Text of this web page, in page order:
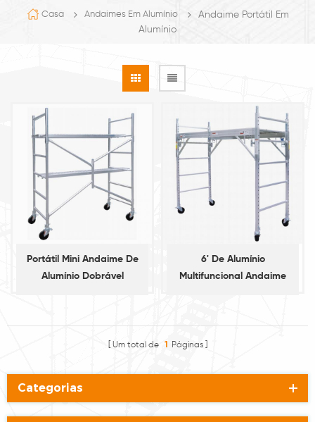
Casa Andaimes Em Alumínio
Andaime Portátil Em
Alumínio
Portátil Mini Andaime De
Alumínio Dobrável
6' De Alumínio
Multifuncional Andaime
Um total de 1 Páginas
Categorias